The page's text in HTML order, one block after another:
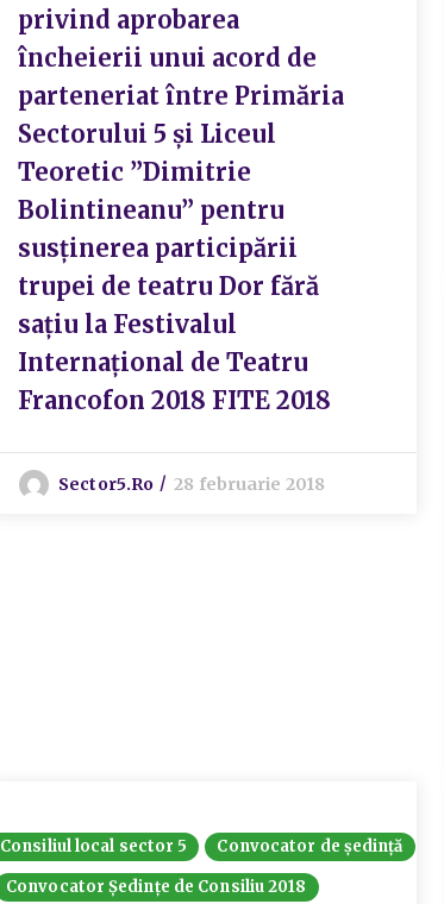
privind aprobarea
încheierii unui acord de
parteneriat între Primăria
Sectorului 5 și Liceul
Teoretic ”Dimitrie
Bolintineanu” pentru
susținerea participării
trupei de teatru Dor fără
sațiu la Festivalul
Internațional de Teatru
Francofon 2018 FITE 2018
Sector5.ro 28 februarie 2018
Consiliul local sector 5
Convocator de ședință
Convocator Ședințe de Consiliu 2018